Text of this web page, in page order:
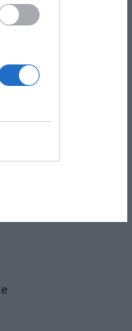
w
że
w